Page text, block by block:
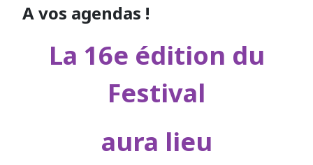
A vos agendas !
La 16e édition du
Festival
aura lieu